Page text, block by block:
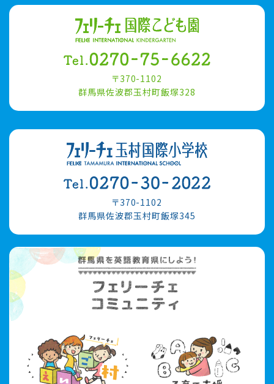
〒370-1102
群馬県佐波郡玉村町飯塚328
〒370-1102
群馬県佐波郡玉村町飯塚345